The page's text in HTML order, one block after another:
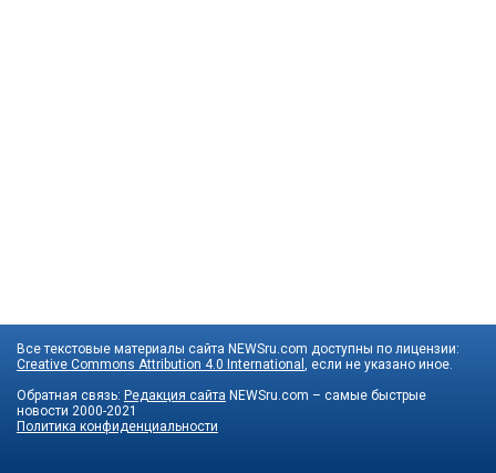
Все текстовые материалы сайта NEWSru.com доступны по лицензии:
Creative Commons Attribution 4.0 International
, если не указано иное.
Обратная связь: Редакция сайта NEWSru.com – самые быстрые
новости 2000-2021
Политика конфиденциальности